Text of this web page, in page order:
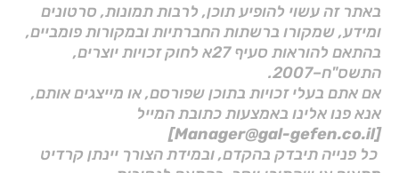
באתר זה עשוי להופיע תוכן, לרבות תמונות, סרטונים
ומידע, שמקורו ברשתות החברתיות ובמקורות פומביים,
בהתאם להוראות סעיף 27א לחוק זכויות יוצרים,
התשס"ח–2007.
אם אתם בעלי זכויות בתוכן שפורסם, או מייצגים אותם,
אנא פנו אלינו באמצעות כתובת המייל
[Manager@gal-gefen.co.il]
כל פנייה תיבדק בהקדם, ובמידת הצורך יינתן קרדיט